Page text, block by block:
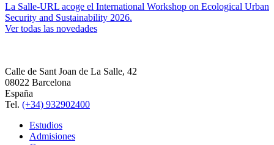
La Salle-URL acoge el International Workshop on Ecological Urban
Security and Sustainability 2026.
Ver todas las novedades
Calle de Sant Joan de La Salle, 42
08022 Barcelona
España
Tel. (+34) 932902400
Estudios
Admisiones